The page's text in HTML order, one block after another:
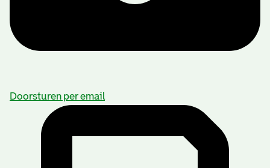
Doorsturen per email